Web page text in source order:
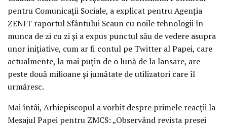
pentru Comunicaţii Sociale, a explicat pentru Agenţia
ZENIT raportul Sfântului Scaun cu noile tehnologii în
munca de zi cu zi şi a expus punctul său de vedere asupra
unor iniţiative, cum ar fi contul pe Twitter al Papei, care
actualmente, la mai puţin de o lună de la lansare, are
peste două milioane şi jumătate de utilizatori care îl
urmăresc.
Mai întâi, Arhiepiscopul a vorbit despre primele reacţii la
Mesajul Papei pentru ZMCS: „Observând revista presei